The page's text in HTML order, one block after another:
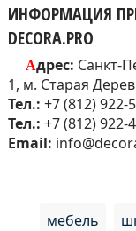
ИНФОРМАЦИЯ
DECORA.PRO
Адрес: Санкт-
1, м. Старая
Тел.: +7 (812) 922-
Тел.: +7 (812) 922-
Email:
мебель